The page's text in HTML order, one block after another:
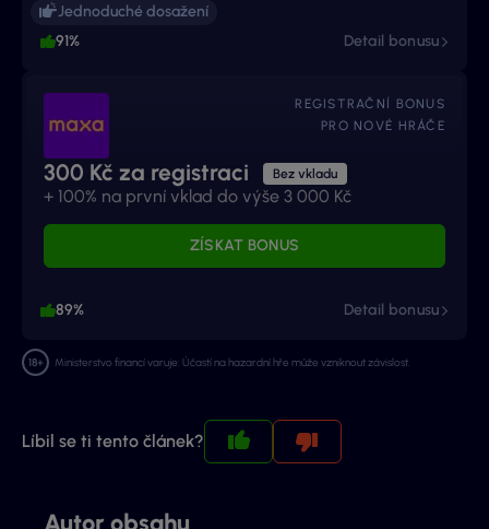
Jednoduché dosažení
91%
Detail bonusu
REGISTRAČNÍ BONUS
PRO NOVÉ HRÁČE
300 Kč za registraci Bez vkladu
+ 100% na první vklad do výše 3 000 Kč
ZÍSKAT BONUS
89% Detail bonusu
Ministerstvo financí varuje: Účastí na hazardní hře může vzniknout závislost.
Líbil se ti tento článek?
Autor obsahu